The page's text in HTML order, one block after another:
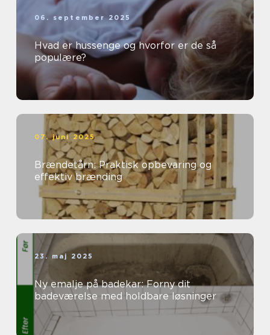
06. september 2025
Hvad er hussenge og hvorfor er de så
populære?
07. juni 2025
Brændetårn: Praktisk opbevaring og
effektiv brænding
23. maj 2025
Ny emalje på badekar: Forny dit
badeværelse med holdbare løsninger